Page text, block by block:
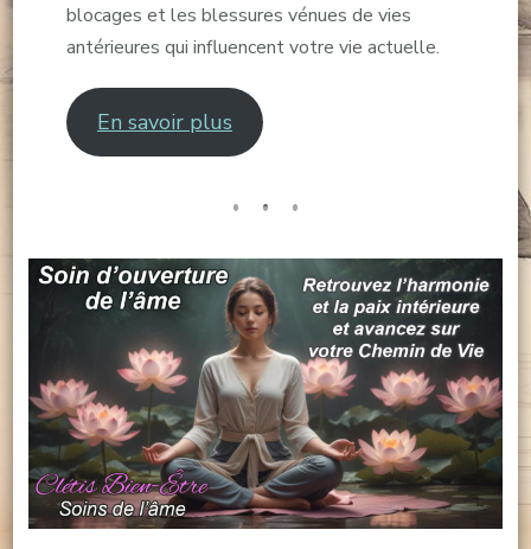
blocages et les blessures vénues de vies
antérieures qui influencent votre vie actuelle.
En savoir plus